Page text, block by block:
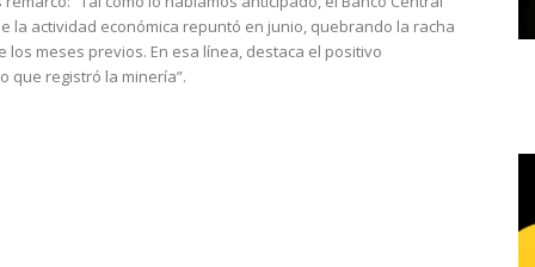
la actividad económica repuntó en junio, quebrando la racha
los meses previos. En esa línea, destaca el positivo
que registró la minería”.